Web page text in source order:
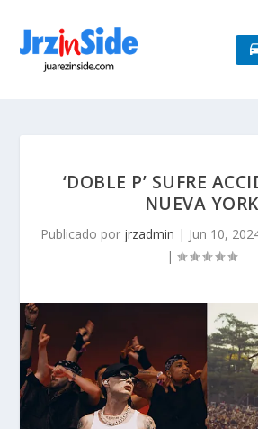
‘DOBLE P’ SUFRE
NUEVA YORK
Publicado por jrzadmin | Jun 10,
|